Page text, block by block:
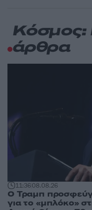
Κόσμος:
άρθρα
11:3608.08.26
Ο Τραμπ
για το «μπλόκο»